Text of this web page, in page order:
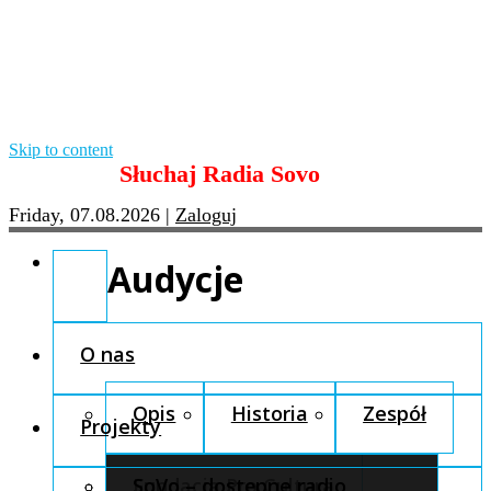
Skip to content
Słuchaj Radia Sovo
Friday, 07.08.2026 | Zaloguj
O nas
Opis Historia Zespół
Fundacja Pro Cultura
Projekty
SoVo – dostępne radio
Audycje